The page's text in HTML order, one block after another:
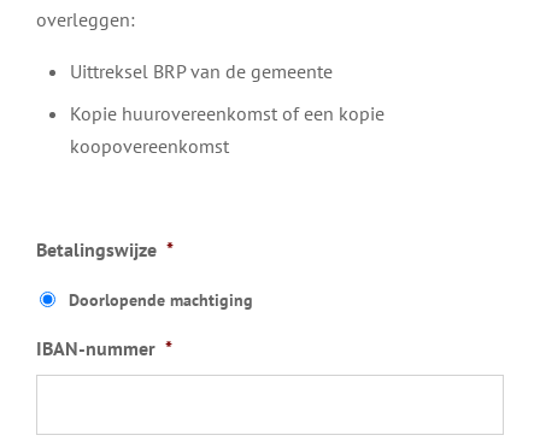
overleggen:
Uittreksel BRP van de gemeente
Kopie huurovereenkomst of een kopie
koopovereenkomst
Betalingswijze *
Doorlopende machtiging
IBAN-nummer *